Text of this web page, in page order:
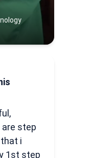
are step
i
1st step